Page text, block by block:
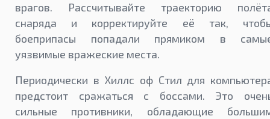
врагов. Рассчитывайте траекторию
снаряда и корректируйте её так,
боеприпасы попадали прямиком в
уязвимые вражеские места.
Периодически в Хиллс оф Стил для
предстоит сражаться с боссами. Это
сильные противники, обладающие